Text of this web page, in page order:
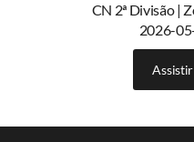
CN 2ª Divisão |
2026-